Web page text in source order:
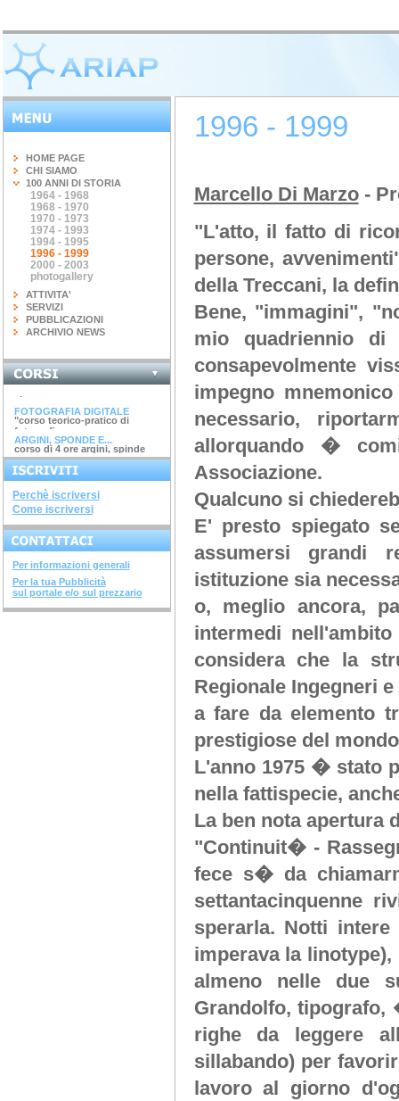
HOME PAGE
CHI SIAMO
100 ANNI DI STORIA
1964 - 1968
1968 - 1970
1970 - 1973
1974 - 1993
1994 - 1995
1996 - 1999
2000 - 2003
photogallery
ATTIVITA'
SERVIZI
PUBBLICAZIONI
ARCHIVIO NEWS
CORSO "IL FISCO -...
aperte le iscrizioni "il...
"corso teorico-pratico di
fotografia...
ARGINI, SPONDE E...
corso di 4 ore argini, spinde
e...
DIAGNOSTICA...
avviato il corso di 28 ore...
SISTEMI COSTRUTTIVI...
terminato il corso di 32 ore...
NUOVI DECRETI SU...
terminato il...
METODOLOGIE...
terminato il corso di 28...
SOVRASTRUTTURE...
terminato il corso di 12 ore...
terminato il corso di 28...
Perchè iscriversi
Come iscriversi
Per informazioni generali
Per la tua Pubblicità
sul portale e/o sul prezzario
1996 - 1999
Marcello Di Marzo-
"L'atto, il fatto di
persone,
della Treccani, la
Bene, "immagini",
mio quadriennio di
consapevolmente
impegno
necessario,
allorquando �
Associazione.
Qualcuno si
E' presto spiegato
assumersi grandi
istituzione sia
o, meglio ancora,
intermedi
considera che la
Regionale Ingegneri
a fare da elemento
prestigiose del
L'anno 1975 � stato
nella fattispecie,
La ben nota apertura
"Continuit� -
fece s� da
settantacinquenne
sperarla. Notti
imperava la
almeno nelle due
Grandolfo,
righe da leggere
sillabando) per
lavoro al giorno